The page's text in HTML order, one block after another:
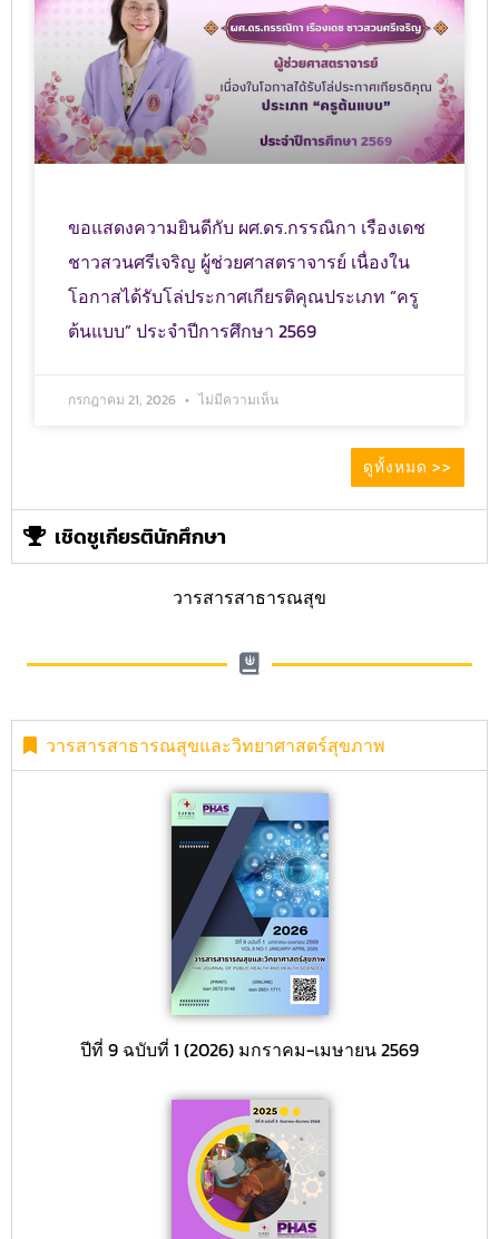
ขอแสดงความยินดีกับ ผศ.ดร.กรรณิกา เรืองเดช
ชาวสวนศรีเจริญ ผู้ช่วยศาสตราจารย์ เนื่องใน
โอกาสได้รับโล่ประกาศเกียรติคุณประเภท “ครู
ต้นแบบ” ประจำปีการศึกษา 2569
กรกฎาคม 21, 2026 ไม่มีความเห็น
ดูทั้งหมด >>
เชิดชูเกียรตินักศึกษา
วารสารสาธารณสุข
วารสารสาธารณสุขและวิทยาศาสตร์สุขภาพ
ปีที่ 9 ฉบับที่ 1 (2026) มกราคม-เมษายน 2569